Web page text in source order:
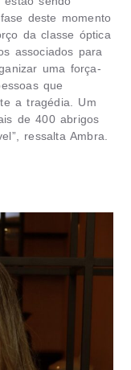
deste momento
da classe óptica
associados para
uma força-
que
a tragédia. Um
de 400 abrigos
ressalta Ambra.